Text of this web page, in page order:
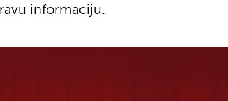
informaciju.